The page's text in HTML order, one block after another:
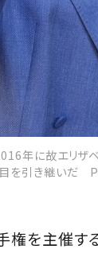
年に故エリザ
を引き継いだ
権を主催す